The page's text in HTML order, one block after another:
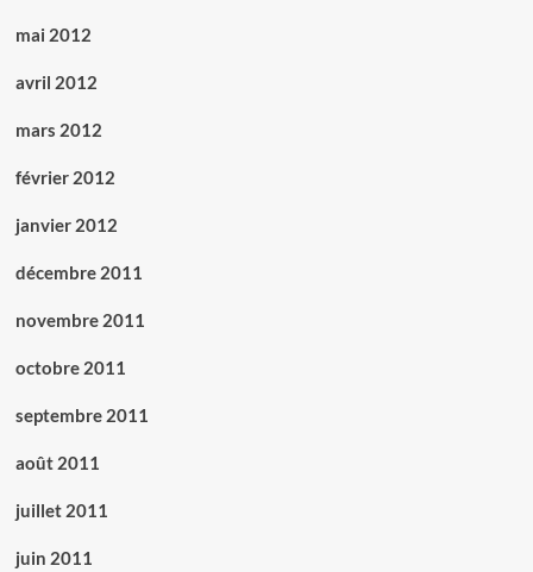
mai 2012
avril 2012
mars 2012
février 2012
janvier 2012
décembre 2011
novembre 2011
octobre 2011
septembre 2011
août 2011
juillet 2011
juin 2011